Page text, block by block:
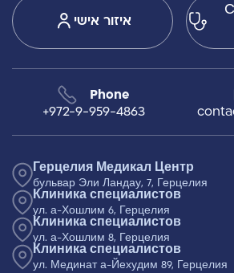
איזור אישי
Phone
+972-9-959-4863
Герцелия Медикал Центр
бульвар Эли Ландау, 7, Герцелия
Клиника специалистов
ул. а-Хошлим 6, Герцелия
Клиника специалистов
ул. а-Хошлим 8, Герцелия
Клиника специалистов
ул. Мединат а-Йехудим 89, Герцелия